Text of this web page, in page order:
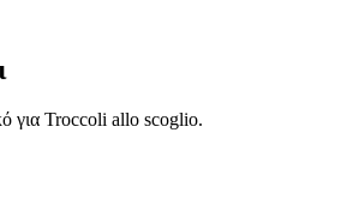
για Troccoli allo scoglio.